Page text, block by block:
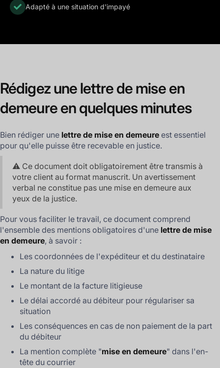
Adapté à une situation d'impayé
Rédigez une lettre de mise en
demeure en quelques minutes
Bien rédiger une lettre de mise en demeure est essentiel
pour qu'elle puisse être recevable en justice.
⚠️ Ce document doit obligatoirement être transmis à
votre client au format manuscrit. Un avertissement
verbal ne constitue pas une mise en demeure aux
yeux de la justice.
Pour vous faciliter le travail, ce document comprend
l'ensemble des mentions obligatoires d'une lettre de mise
en demeure, à savoir :
Les coordonnées de l'expéditeur et du destinataire
La nature du litige
Le montant de la facture litigieuse
Le délai accordé au débiteur pour régulariser sa
situation
Les conséquences en cas de non paiement de la part
du débiteur
La mention complète "mise en demeure" dans l'en-
tête du courrier